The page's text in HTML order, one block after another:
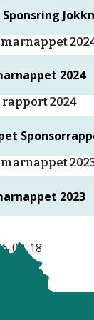
2024
2024
2023
02-18